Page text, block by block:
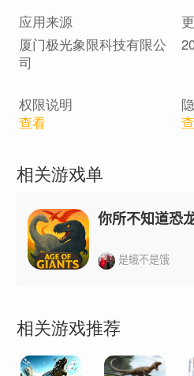
应用来源
厦门极光象限科技有限公
司
权限说明
查看
相关游戏单
你所不知道恐
是蛾不是饿
相关游戏推荐